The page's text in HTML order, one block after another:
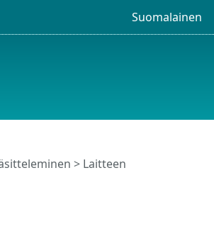
Suomalainen
> Laitteen